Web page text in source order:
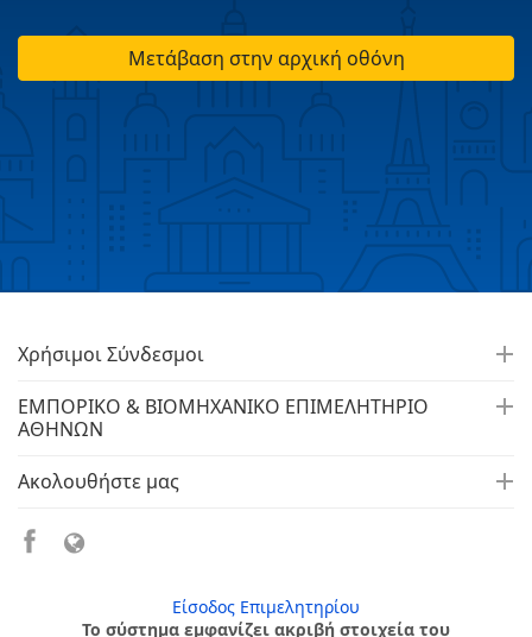
Μετάβαση στην αρχική οθόνη
Χρήσιμοι Σύνδεσμοι
ΕΜΠΟΡΙΚΟ & ΒΙΟΜΗΧΑΝΙΚΟ ΕΠΙΜΕΛΗΤΗΡΙΟ
ΑΘΗΝΩΝ
Ακολουθήστε μας
Είσοδος Επιμελητηρίου
Το σύστημα εμφανίζει ακριβή στοιχεία του